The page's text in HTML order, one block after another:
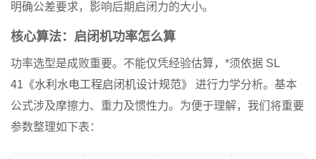
明确公差要求，影响后期启闭力的大小。
核心算法：启闭机功率怎么算
功率选型是成败重要。不能仅凭经验估算，*须依据 SL
41《水利水电工程启闭机设计规范》
进行力学分析。基本
公式涉及摩擦力、重力及惯性力。为便于理解，我们将重要
参数整理如下表：